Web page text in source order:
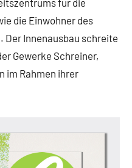
für die
die Einwohner des
Der Innenausbau schreite
Gewerke Schreiner,
im Rahmen ihrer